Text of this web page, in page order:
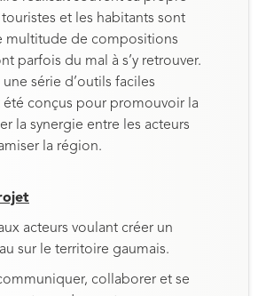
et les habitants sont
multitude de compositions
parfois du mal à s’y retrouver.
série d’outils faciles
été conçus pour promouvoir la
la synergie entre les acteurs
la région.
acteurs voulant créer un
sur le territoire gaumais.
collaborer et se